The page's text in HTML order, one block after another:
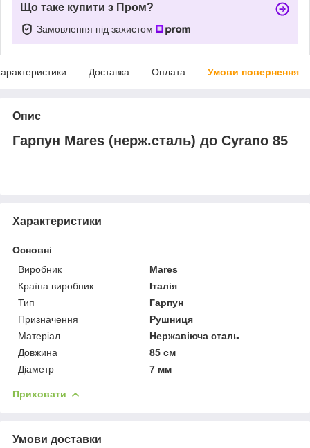
Що таке купити з Пром?
Замовлення під захистом
Доставка Оплата Умови повернення
Опис
Гарпун Mares (нерж.сталь) до Cyrano 85
Характеристики
Основні
Виробник
Mares
Країна виробник
Італія
Тип
Гарпун
Призначення
Рушниця
Матеріал
Нержавіюча сталь
Довжина
85 см
Діаметр
7 мм
Приховати
Умови доставки